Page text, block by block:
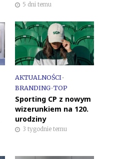
5 dni temu
AKTUALNOŚCI•
BRANDING•TOP
Sporting CP z nowym
wizerunkiem na 120.
urodziny
3 tygodnie temu